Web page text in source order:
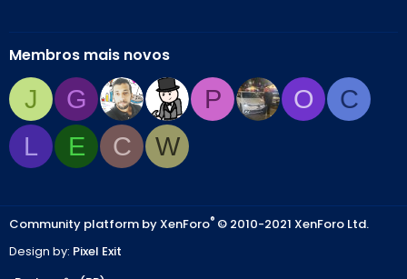
Membros mais novos
J G P O
C
L
E C W
Community platform by XenForo® © 2010-2021 XenForo Ltd.
Design by: Pixel Exit